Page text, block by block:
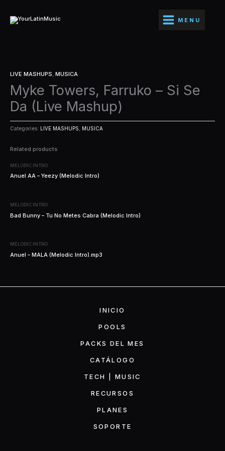
contenido
MENU
LIVE MASHUPS, MUSICA
Myke Towers, Farruko – Si Se
Da (Live Mashup)
Categories: LIVE MASHUPS, MUSICA
Related products
MELODIC INTRO
Anuel AA – Yeezy (Melodic Intro)
MELODIC INTRO
Bad Bunny – Tu No Metes Cabra (Melodic Intro)
MELODIC INTRO
Anuel – MALA (Melodic Intro).mp3
INICIO
POOLS
PACKS DEL MES
CATÁLOGO
TECH | MUSIC
RECURSOS
PLANES
SOPORTE